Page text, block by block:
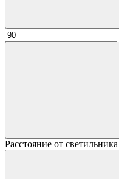
Расстояние от